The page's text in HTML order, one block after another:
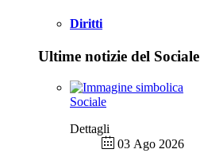
Diritti
Ultime notizie del Sociale
Sociale
Dettagli
03 Ago 2026